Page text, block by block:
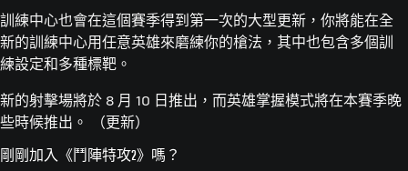
訓練中心也會在這個賽季得到第一次的大型更新，你將能在全
新的訓練中心用任意英雄來磨練你的槍法，其中也包含多個訓
練設定和多種標靶。
新的射擊場將於 8 月 10 日推出，而英雄掌握模式將在本賽季晚
些時候推出。 （更新）
剛剛加入《鬥陣特攻2》嗎？